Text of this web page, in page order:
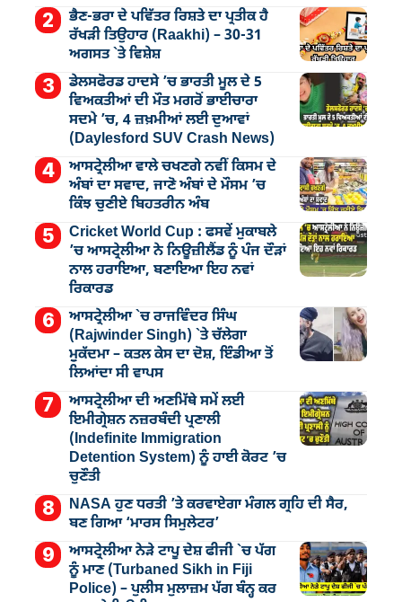
ਭੈਣ-ਭਰਾ ਦੇ ਪਵਿੱਤਰ ਰਿਸ਼ਤੇ ਦਾ ਪ੍ਰਤੀਕ ਹੈ
ਰੱਖੜੀ ਤਿਉਹਾਰ (Raakhi) – 30-31
ਅਗਸਤ `ਤੇ ਵਿਸ਼ੇਸ਼
ਡੇਲਸਫੋਰਡ ਹਾਦਸੇ ’ਚ ਭਾਰਤੀ ਮੂਲ ਦੇ 5
ਵਿਅਕਤੀਆਂ ਦੀ ਮੌਤ ਮਗਰੋਂ ਭਾਈਚਾਰਾ
ਸਦਮੇ ’ਚ, 4 ਜ਼ਖ਼ਮੀਆਂ ਲਈ ਦੁਆਵਾਂ
(Daylesford SUV Crash News)
ਆਸਟ੍ਰੇਲੀਆ ਵਾਲੇ ਚਖਣਗੇ ਨਵੀਂ ਕਿਸਮ ਦੇ
ਅੰਬਾਂ ਦਾ ਸਵਾਦ, ਜਾਣੋ ਅੰਬਾਂ ਦੇ ਮੌਸਮ ’ਚ
ਕਿੰਝ ਚੁਣੀਏ ਬਿਹਤਰੀਨ ਅੰਬ
Cricket World Cup : ਫਸਵੇਂ ਮੁਕਾਬਲੇ
’ਚ ਆਸਟ੍ਰੇਲੀਆ ਨੇ ਨਿਊਜ਼ੀਲੈਂਡ ਨੂੰ ਪੰਜ ਦੌੜਾਂ
ਨਾਲ ਹਰਾਇਆ, ਬਣਾਇਆ ਇਹ ਨਵਾਂ
ਰਿਕਾਰਡ
ਆਸਟ੍ਰੇਲੀਆ `ਚ ਰਾਜਵਿੰਦਰ ਸਿੰਘ
(Rajwinder Singh) `ਤੇ ਚੱਲੇਗਾ
ਮੁੁਕੱਦਮਾ – ਕਤਲ ਕੇਸ ਦਾ ਦੋਸ਼, ਇੰਡੀਆ ਤੋਂ
ਲਿਆਂਦਾ ਸੀ ਵਾਪਸ
ਆਸਟ੍ਰੇਲੀਆ ਦੀ ਅਣਮਿੱਥੇ ਸਮੇਂ ਲਈ
ਇਮੀਗ੍ਰੇਸ਼ਨ ਨਜ਼ਰਬੰਦੀ ਪ੍ਰਣਾਲੀ
(Indefinite Immigration
Detention System) ਨੂੰ ਹਾਈ ਕੋਰਟ ’ਚ
ਚੁਣੌਤੀ
NASA ਹੁਣ ਧਰਤੀ ’ਤੇ ਕਰਵਾਏਗਾ ਮੰਗਲ ਗ੍ਰਹਿ ਦੀ ਸੈਰ,
ਬਣ ਗਿਆ ‘ਮਾਰਸ ਸਿਮੁਲੇਟਰ’
ਆਸਟ੍ਰੇਲੀਆ ਨੇੜੇ ਟਾਪੂ ਦੇਸ਼ ਫੀਜੀ `ਚ ਪੱਗ
ਨੂੰ ਮਾਣ (Turbaned Sikh in Fiji
Police) – ਪੁਲੀਸ ਮੁਲਾਜ਼ਮ ਪੱਗ ਬੰਨ੍ਹ ਕਰ